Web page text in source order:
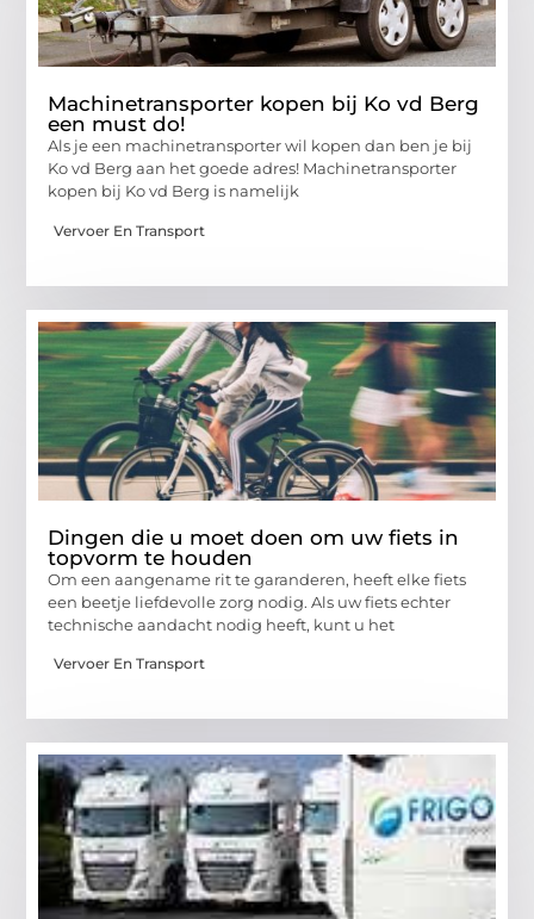
Machinetransporter kopen bij Ko vd Berg
een must do!
Als je een machinetransporter wil kopen dan ben je bij
Ko vd Berg aan het goede adres! Machinetransporter
kopen bij Ko vd Berg is namelijk
Vervoer En Transport
Dingen die u moet doen om uw fiets in
topvorm te houden
Om een ​​aangename rit te garanderen, heeft elke fiets
een beetje liefdevolle zorg nodig. Als uw fiets echter
technische aandacht nodig heeft, kunt u het
Vervoer En Transport